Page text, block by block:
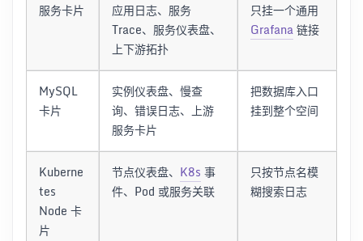
服务卡片
应用日志、服务
Trace、服务仪表盘、
上下游拓扑
只挂一个通用
Grafana链接
MySQL
卡片
实例仪表盘、慢查
询、错误日志、上游
服务卡片
把数据库入口
挂到整个空间
Kuberne
tes
Node 卡
片
节点仪表盘、 K8s 事
件、Pod 或服务关联
只按节点名模
糊搜索日志